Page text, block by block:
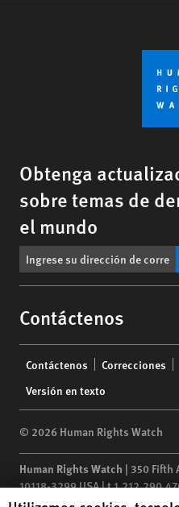
Obtenga
sobre temas de
el mundo
Contáctenos
menu
Contáctenos Correcciones
Versión en texto
© 2026 Human Rights Watch
Human Rights Watch | 350 Fifth
10118-3299USA|t